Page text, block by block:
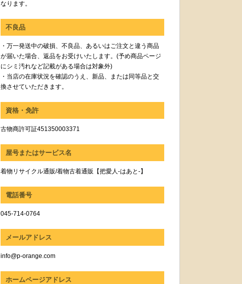
なります。
不良品
・万一発送中の破損、不良品、あるいはご注文と違う商品
が届いた場合、返品をお受けいたします。(予め商品ページ
にシミ汚れなど記載がある場合は対象外)
・当店の在庫状況を確認のうえ、新品、または同等品と交
換させていただきます。
資格・免許
古物商許可証451350003371
屋号またはサービス名
着物リサイクル通販/着物古着通販【把愛人-はあと-】
電話番号
045-714-0764
メールアドレス
info@p-orange.com
ホームページアドレス